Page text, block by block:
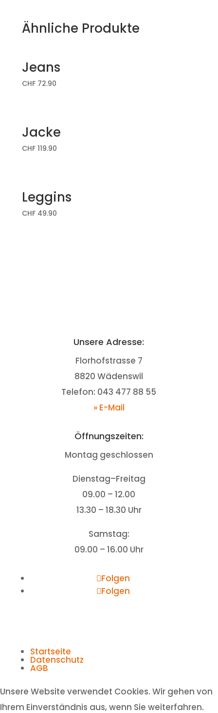
Ähnliche Produkte
Jeans
CHF72.90
Jacke
CHF119.90
Leggins
CHF49.90
Unsere Adresse:
Florhofstrasse 7
8820 Wädenswil
Telefon: 043 477 88 55
» E-Mail
Öffnungszeiten:
Montag geschlossen
Dienstag–Freitag
09.00 – 12.00
13.30 – 18.30 Uhr
Samstag:
09.00 – 16.00 Uhr
Folgen
Folgen
Startseite
Datenschutz
AGB
Unsere Website verwendet Cookies. Wir gehen von
Ihrem Einverständnis aus, wenn Sie weiterfahren.